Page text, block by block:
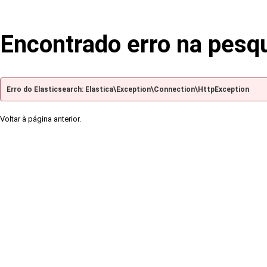
Encontrado erro na
Erro do Elasticsearch: Elastica\Exception\Connection\HttpException
Voltar à página anterior.